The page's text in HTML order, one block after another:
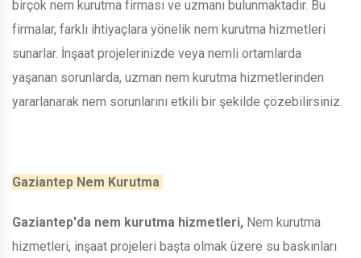
birçok nem kurutma firması ve uzmanı bulunmaktadır. Bu
firmalar, farklı ihtiyaçlara yönelik nem kurutma hizmetleri
sunarlar. İnşaat projelerinizde veya nemli ortamlarda
yaşanan sorunlarda, uzman nem kurutma hizmetlerinden
yararlanarak nem sorunlarını etkili bir şekilde çözebilirsiniz.
Gaziantep Nem Kurutma
Gaziantep'da nem kurutma hizmetleri, Nem kurutma
hizmetleri, inşaat projeleri başta olmak üzere su baskınları